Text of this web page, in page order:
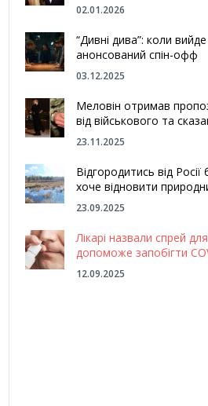
02.01.2026
“Дивні дива”: коли вийде
анонсований спін-офф
03.12.2025
Меловін отримав
від військового та
23.11.2025
Відгородитись від
хоче відновити
23.09.2025
Лікарі назвали спрей
допоможе запобігти
12.09.2025